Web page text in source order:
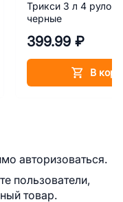
Трикси 3 л 4
черные
399.99 ₽
В
авторизоваться.
пользователи,
товар.